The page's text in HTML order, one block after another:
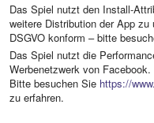
Das Spiel nutzt den Install-
weitere Distribution der App
DSGVO konform – bitte
Das Spiel nutzt die
Werbenetzwerk von
Bitte besuchen Sie https://
zu erfahren.